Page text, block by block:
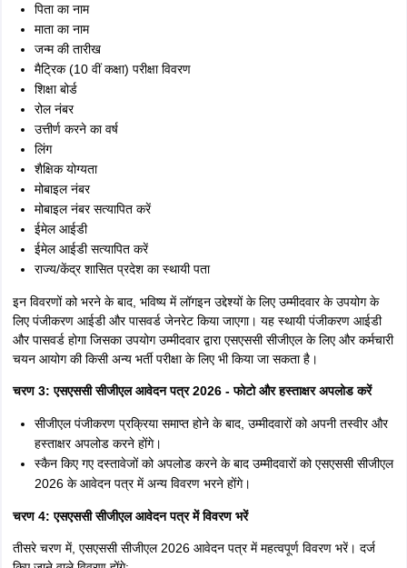
पिता का नाम
माता का नाम
जन्म की तारीख
मैट्रिक (10 वीं कक्षा) परीक्षा विवरण
शिक्षा बोर्ड
रोल नंबर
उत्तीर्ण करने का वर्ष
लिंग
शैक्षिक योग्यता
मोबाइल नंबर
मोबाइल नंबर सत्यापित करें
ईमेल आईडी
ईमेल आईडी सत्यापित करें
राज्य/केंद्र शासित प्रदेश का स्थायी पता
इन विवरणों को भरने के बाद, भविष्य में लॉगइन उद्देश्यों के लिए उम्मीदवार के उपयोग के
लिए पंजीकरण आईडी और पासवर्ड जेनरेट किया जाएगा। यह स्थायी पंजीकरण आईडी
और पासवर्ड होगा जिसका उपयोग उम्मीदवार द्वारा एसएससी सीजीएल के लिए और कर्मचारी
चयन आयोग की किसी अन्य भर्ती परीक्षा के लिए भी किया जा सकता है।
चरण 3: एसएससी सीजीएल आवेदन पत्र 2026 - फोटो और हस्ताक्षर अपलोड करें
सीजीएल पंजीकरण प्रक्रिया समाप्त होने के बाद, उम्मीदवारों को अपनी तस्वीर और
हस्ताक्षर अपलोड करने होंगे।
स्कैन किए गए दस्तावेजों को अपलोड करने के बाद उम्मीदवारों को एसएससी सीजीएल
2026 के आवेदन पत्र में अन्य विवरण भरने होंगे।
चरण 4: एसएससी सीजीएल आवेदन पत्र में विवरण भरें
तीसरे चरण में, एसएससी सीजीएल 2026 आवेदन पत्र में महत्वपूर्ण विवरण भरें। दर्ज